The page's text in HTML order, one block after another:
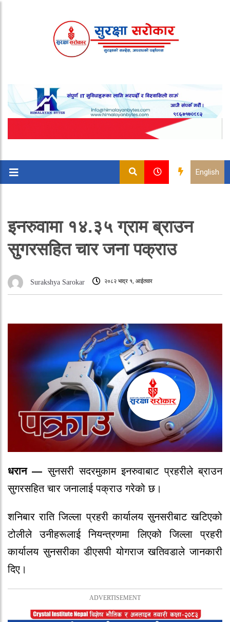
English
इनरुवामा १४.३५ ग्राम ब्राउन
सुगरसहित चार जना पक्राउ
Surakshya Sarokar २०८२ भाद्र १, आईतवार
धरान — सुनसरी सदरमुकाम इनरुवाबाट प्रहरीले ब्राउन
सुगरसहित चार जनालाई पक्राउ गरेको छ।
शनिबार राति जिल्ला प्रहरी कार्यालय सुनसरीबाट खटिएको
टोलीले उनीहरूलाई नियन्त्रणमा लिएको जिल्ला प्रहरी
कार्यालय सुनसरीका डीएसपी योगराज खतिवडाले जानकारी
दिए।